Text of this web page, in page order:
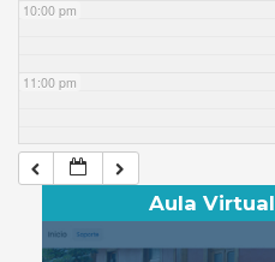
10:00 pm
11:00 pm
Aula Virtual